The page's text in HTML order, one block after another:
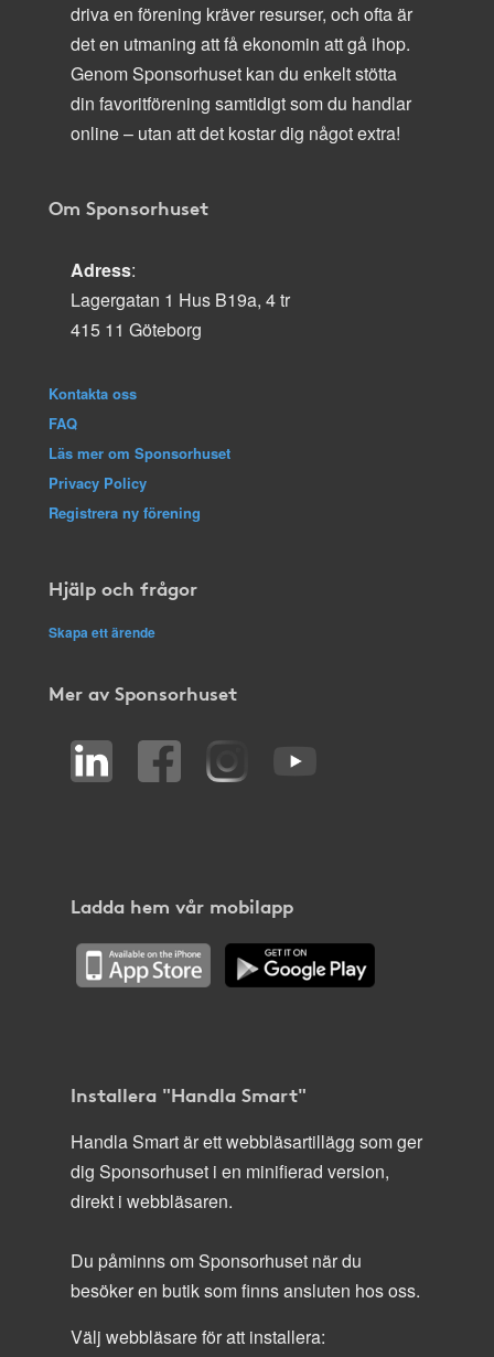
driva en förening kräver resurser, och ofta är
det en utmaning att få ekonomin att gå ihop.
Genom Sponsorhuset kan du enkelt stötta
din favoritförening samtidigt som du handlar
online – utan att det kostar dig något extra!
Om Sponsorhuset
Adress:
Lagergatan 1 Hus B19a, 4 tr
415 11 Göteborg
Kontakta oss
FAQ
Läs mer om Sponsorhuset
Privacy Policy
Registrera ny förening
Hjälp och frågor
Skapa ett ärende
Mer av Sponsorhuset
Ladda hem vår mobilapp
Installera "Handla Smart"
Handla Smart är ett webbläsartillägg som ger
dig Sponsorhuset i en minifierad version,
direkt i webbläsaren.
Du påminns om Sponsorhuset när du
besöker en butik som finns ansluten hos oss.
Välj webbläsare för att installera: